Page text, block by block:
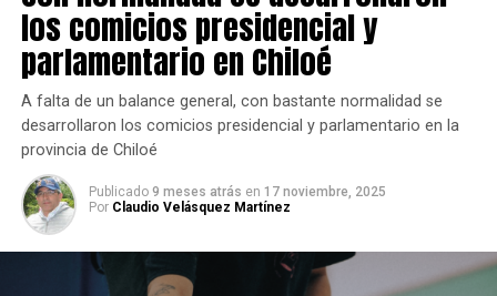
los comicios presidencial y
parlamentario en Chiloé
A falta de un balance general, con bastante normalidad se
desarrollaron los comicios presidencial y parlamentario en la
provincia de Chiloé
Publicado 9 meses atrás en 17 noviembre, 2025
Por Claudio Velásquez Martínez